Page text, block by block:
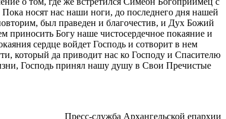
носят нас наши ноги, до последнего дня нашей
был праведен и благочестив, и Дух Божий
Богу наше чистосердечное покаяние и
сердце войдет Господь и сотворит в нем
который да приводит нас ко Господу и Спасителю
Господь принял нашу душу в Свои Пречистые
Пресс-служба Архангельской епархии